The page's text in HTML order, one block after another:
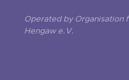
Operated by Organisation
Hengaw e.V.